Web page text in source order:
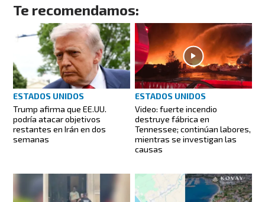
Te recomendamos:
ESTADOS UNIDOS
Trump afirma que EE.UU.
podría atacar objetivos
restantes en Irán en dos
semanas
ESTADOS UNIDOS
Video: fuerte incendio
destruye fábrica en
Tennessee; continúan labores,
mientras se investigan las
causas